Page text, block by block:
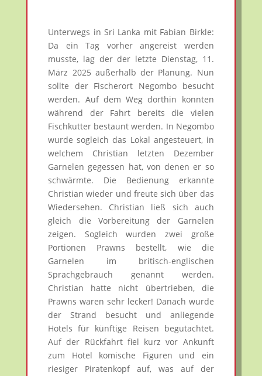
Unterwegs in Sri Lanka mit Fabian Birkle:
Da ein Tag vorher angereist werden
musste, lag der der letzte Dienstag, 11.
März 2025 außerhalb der Planung. Nun
sollte der Fischerort Negombo besucht
werden. Auf dem Weg dorthin konnten
während der Fahrt bereits die vielen
Fischkutter bestaunt werden. In Negombo
wurde sogleich das Lokal angesteuert, in
welchem Christian letzten Dezember
Garnelen gegessen hat, von denen er so
schwärmte. Die Bedienung erkannte
Christian wieder und freute sich über das
Wiedersehen. Christian ließ sich auch
gleich die Vorbereitung der Garnelen
zeigen. Sogleich wurden zwei große
Portionen Prawns bestellt, wie die
Garnelen im britisch-englischen
Sprachgebrauch genannt werden.
Christian hatte nicht übertrieben, die
Prawns waren sehr lecker! Danach wurde
der Strand besucht und anliegende
Hotels für künftige Reisen begutachtet.
Auf der Rückfahrt fiel kurz vor Ankunft
zum Hotel komische Figuren und ein
riesiger Piratenkopf auf, was auf der